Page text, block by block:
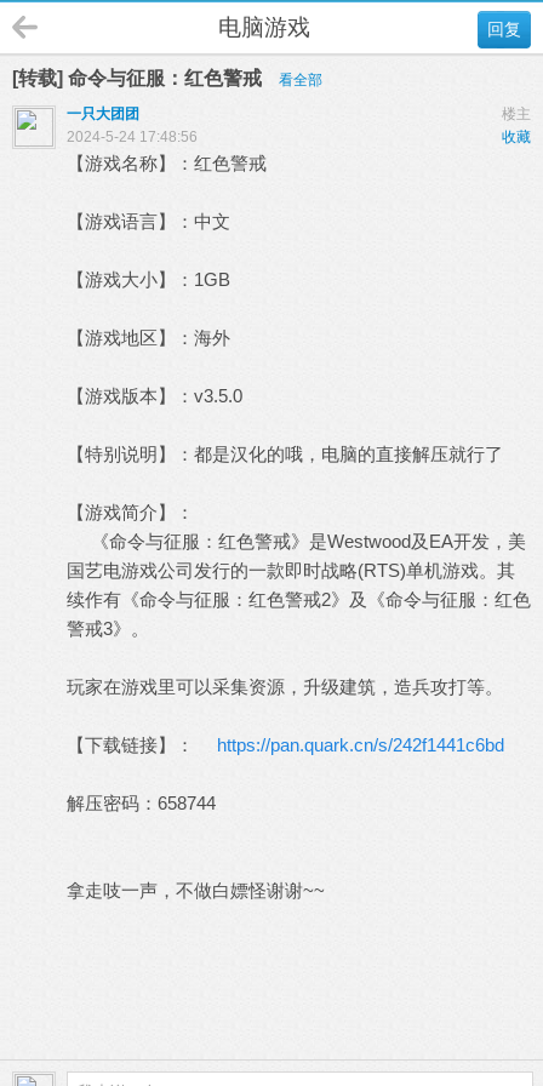
回复
电脑游戏
[转载] 命令与征服：红色警戒
看全部
楼主
一只大团团
收藏
2024-5-24 17:48:56
【游戏名称】：红色警戒
【游戏语言】：中文
【游戏大小】：1GB
【游戏地区】：海外
【游戏版本】：v3.5.0
【特别说明】：都是汉化的哦，电脑的直接解压就行了
【游戏简介】：
《命令与征服：红色警戒》是Westwood及EA开发，美
国艺电游戏公司发行的一款即时战略(RTS)单机游戏。其
续作有《命令与征服：红色警戒2》及《命令与征服：红色
警戒3》。
玩家在游戏里可以采集资源，升级建筑，造兵攻打等。
【下载链接】： https://pan.quark.cn/s/242f1441c6bd
解压密码：658744
拿走吱一声，不做白嫖怪谢谢~~